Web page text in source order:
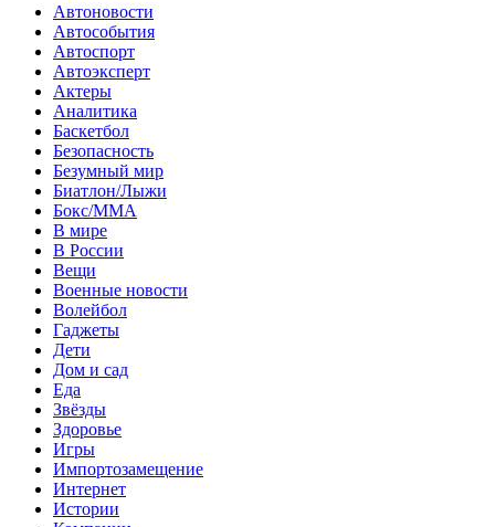
Автоновости
Автособытия
Автоспорт
Автоэксперт
Актеры
Аналитика
Баскетбол
Безопасность
Безумный мир
Биатлон/Лыжи
Бокс/MMA
В мире
В России
Вещи
Военные новости
Волейбол
Гаджеты
Дети
Дом и сад
Еда
Звёзды
Здоровье
Игры
Импортозамещение
Интернет
Истории